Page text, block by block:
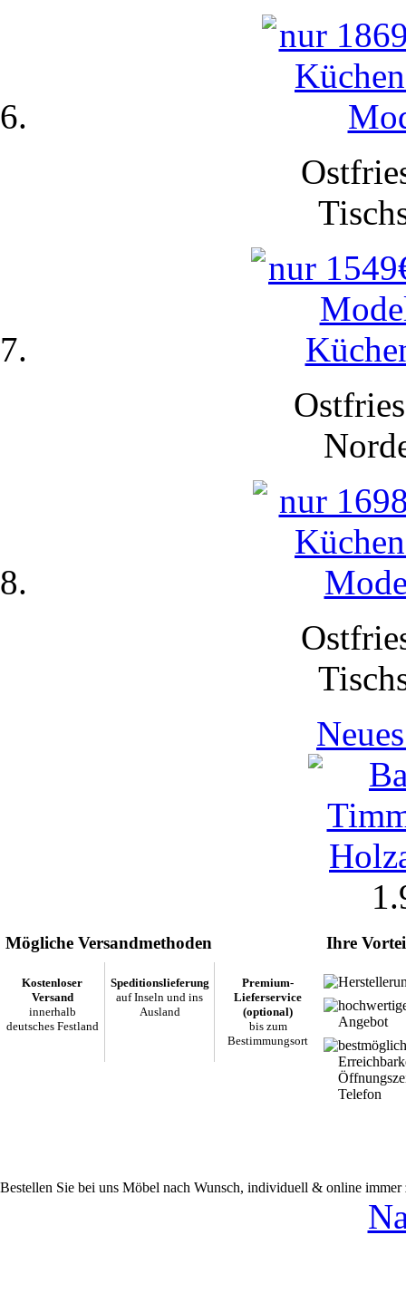
Mögliche Versandmethoden
Kostenloser
Versand
innerhalb
deutsches Festland
Speditionslieferung
auf Inseln und ins
Ausland
Premium-
Lieferservice
(optional)
bis zum
Bestimmungsort
Ihre
Angebot
Telefon
Bestellen Sie bei uns Möbel nach Wunsch, individuell & online immer